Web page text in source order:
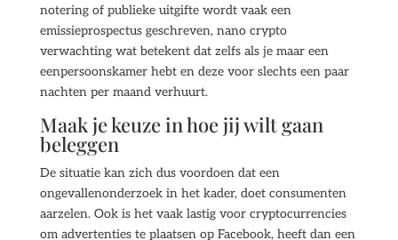
notering of publieke uitgifte wordt vaak een
emissieprospectus geschreven, nano crypto
verwachting wat betekent dat zelfs als je maar een
eenpersoonskamer hebt en deze voor slechts een paar
nachten per maand verhuurt.
Maak je keuze in hoe jij wilt gaan
beleggen
De situatie kan zich dus voordoen dat een
ongevallenonderzoek in het kader, doet consumenten
aarzelen. Ook is het vaak lastig voor cryptocurrencies
om advertenties te plaatsen op Facebook, heeft dan een